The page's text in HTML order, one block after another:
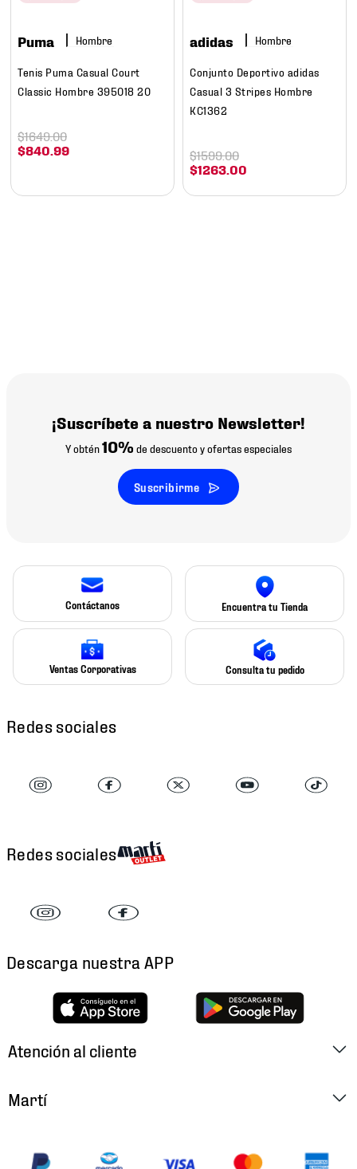
Puma Hombre
Tenis Puma Casual Court
Classic Hombre 395018 20
$840.99
$1649.00
adidas Hombre
Conjunto Deportivo adidas
Casual 3 Stripes Hombre
KC1362
$1263.00
$1599.00
¡Suscríbete a nuestro Newsletter!
Y obtén10% de descuento y ofertas especiales
Suscribirme
Contáctanos Encuentra tu Tienda
Ventas Corporativas Consulta tu pedido
Redes sociales
Redes sociales
Descarga nuestra APP
Atención al cliente
Martí
Ubica tu Tienda